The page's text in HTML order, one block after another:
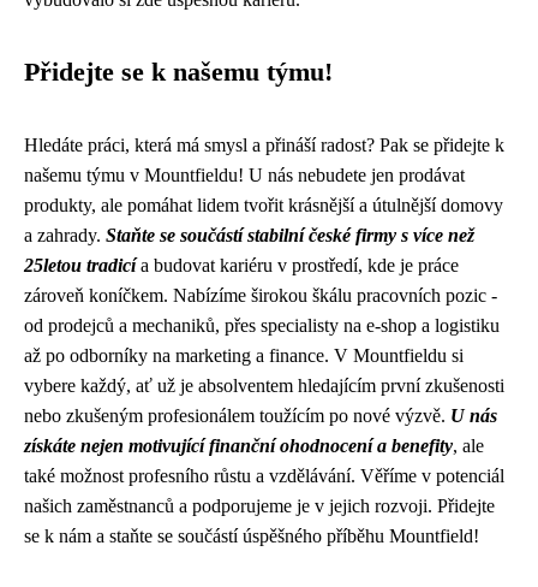
Přidejte se k našemu týmu!
Hledáte práci, která má smysl a přináší radost? Pak se přidejte k
našemu týmu v Mountfieldu! U nás nebudete jen prodávat
produkty, ale pomáhat lidem tvořit krásnější a útulnější domovy
a zahrady. Staňte se součástí stabilní české firmy s více než
25letou tradicía budovat kariéru v prostředí, kde je práce
zároveň koníčkem. Nabízíme širokou škálu pracovních pozic -
od prodejců a mechaniků, přes specialisty na e-shop a logistiku
až po odborníky na marketing a finance. V Mountfieldu si
vybere každý, ať už je absolventem hledajícím první zkušenosti
nebo zkušeným profesionálem toužícím po nové výzvě. U nás
získáte nejen motivující finanční ohodnocení a benefity, ale
také možnost profesního růstu a vzdělávání. Věříme v potenciál
našich zaměstnanců a podporujeme je v jejich rozvoji. Přidejte
se k nám a staňte se součástí úspěšného příběhu Mountfield!